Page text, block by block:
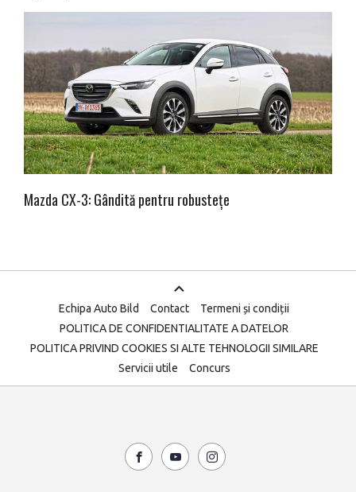
Mazda CX-3: Gândită pentru robustețe
Echipa Auto Bild Contact
Termeni și condiții
POLITICA DE CONFIDENTIALITATE A DATELOR
POLITICA PRIVIND COOKIES SI ALTE TEHNOLOGII SIMILARE
Servicii utile
Concurs